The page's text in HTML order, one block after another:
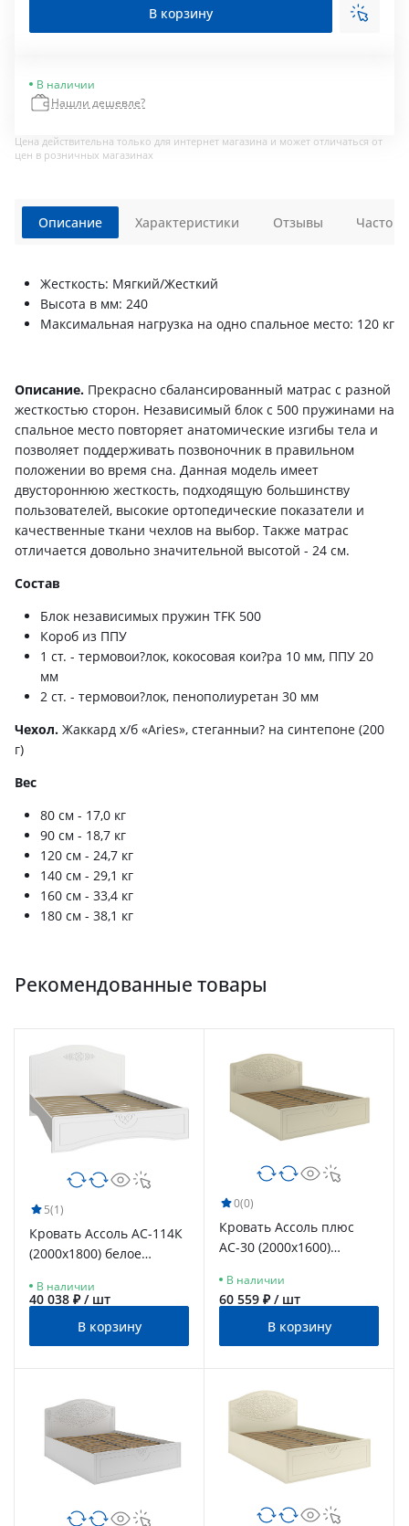
В корзину
В наличии
Нашли дешевле?
Цена действительна только для интернет магазина и может отличаться от
цен в розничных магазинах
Описание
Жесткость: Мягкий/Жесткий
Высота в мм: 240
Максимальная нагрузка на одно спальное место: 120 кг
Описание. Прекрасно сбалансированный матрас с разной
жесткостью сторон. Независимый блок с 500 пружинами на
спальное место повторяет анатомические изгибы тела и
позволяет поддерживать позвоночник в правильном
положении во время сна. Данная модель имеет
двустороннюю жесткость, подходящую большинству
пользователей, высокие ортопедические показатели и
качественные ткани чехлов на выбор. Также матрас
отличается довольно значительной высотой - 24 см.
Состав
Блок независимых пружин TFK 500
Короб из ППУ
1 ст. - термовои?лок, кокосовая кои?ра 10 мм, ППУ 20
мм
2 ст. - термовои?лок, пенополиуретан 30 мм
Чехол. Жаккард х/б «Aries», стеганныи? на синтепоне (200
г)
Вес
80 см - 17,0 кг
90 см - 18,7 кг
120 см - 24,7 кг
140 см - 29,1 кг
160 см - 33,4 кг
180 см - 38,1 кг
Характеристики Отзывы Часто
Рекомендованные товары
5(1)
Кровать Ассоль АС-114К
(2000x1800) белое
В наличии
40 038 ₽ / шт
В корзину
0(0)
Кровать Ассоль плюс
АС-30 (2000х1600)
В наличии
60 559 ₽ / шт
В корзину